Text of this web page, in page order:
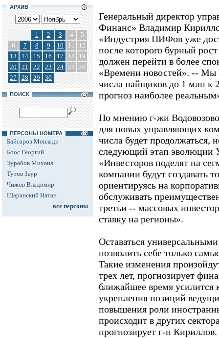
АРХИВ
1 2 3 4
5
6
7 8 9 10 11
12
13
14 15 16 17 18
19
20
21 22 23 24 25 26
27
28 29 30
ПОИСК
ПЕРСОНЫ НОМЕРА
Байсаров Мовлади
Боос Георгий
Зурабов Михаил
Тутов Заур
Чижов Владимир
Щаранский Натан
все персоны
Генеральный директор
Финанс» Владимир
«Индустрия ПИФов уже
после которого бурный
должен перейти в более
«Времени новостей». -- Мы
числа пайщиков до 1 млн к
прогноз наиболее
По мнению г-жи
для новых управляющих
числа будет продолжаться,
следующий этап эволюции
«Инвесторов поделят на
компании будут создавать
ориентируясь на
обслуживать
третьи -- массовых
ставку на регионы».
Оставаться
позволить себе только
Такие изменения
трех лет, прогнозирует
ближайшее время усилится
укрепления позиций
повышения роли
происходит в других
прогнозирует г-н Кириллов.